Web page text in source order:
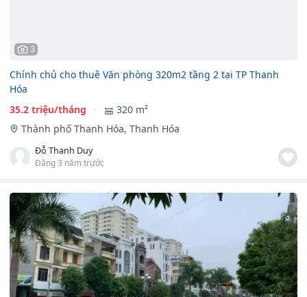
3
Chính chủ cho thuê Văn phòng 320m2 tầng 2 tại TP Thanh
Hóa
35.2 triệu/tháng
320 m²
Thành phố Thanh Hóa, Thanh Hóa
Đỗ Thanh Duy
Đăng 3 năm trước